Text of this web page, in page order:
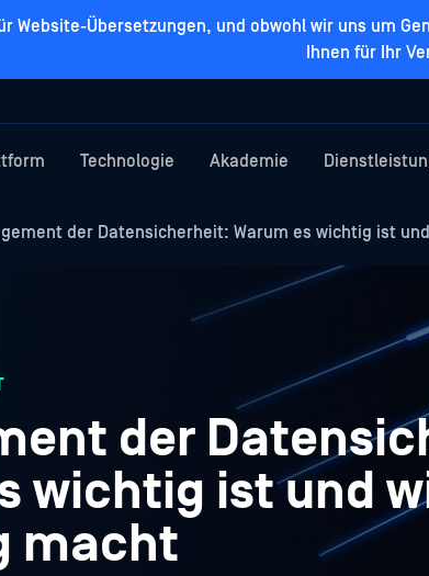
Website-Übersetzungen, und obwohl wir uns um
Ihnen für Ihr
Technologie Akademie
der Datensicherheit: Warum es wichtig ist
der
wichtig ist und
macht